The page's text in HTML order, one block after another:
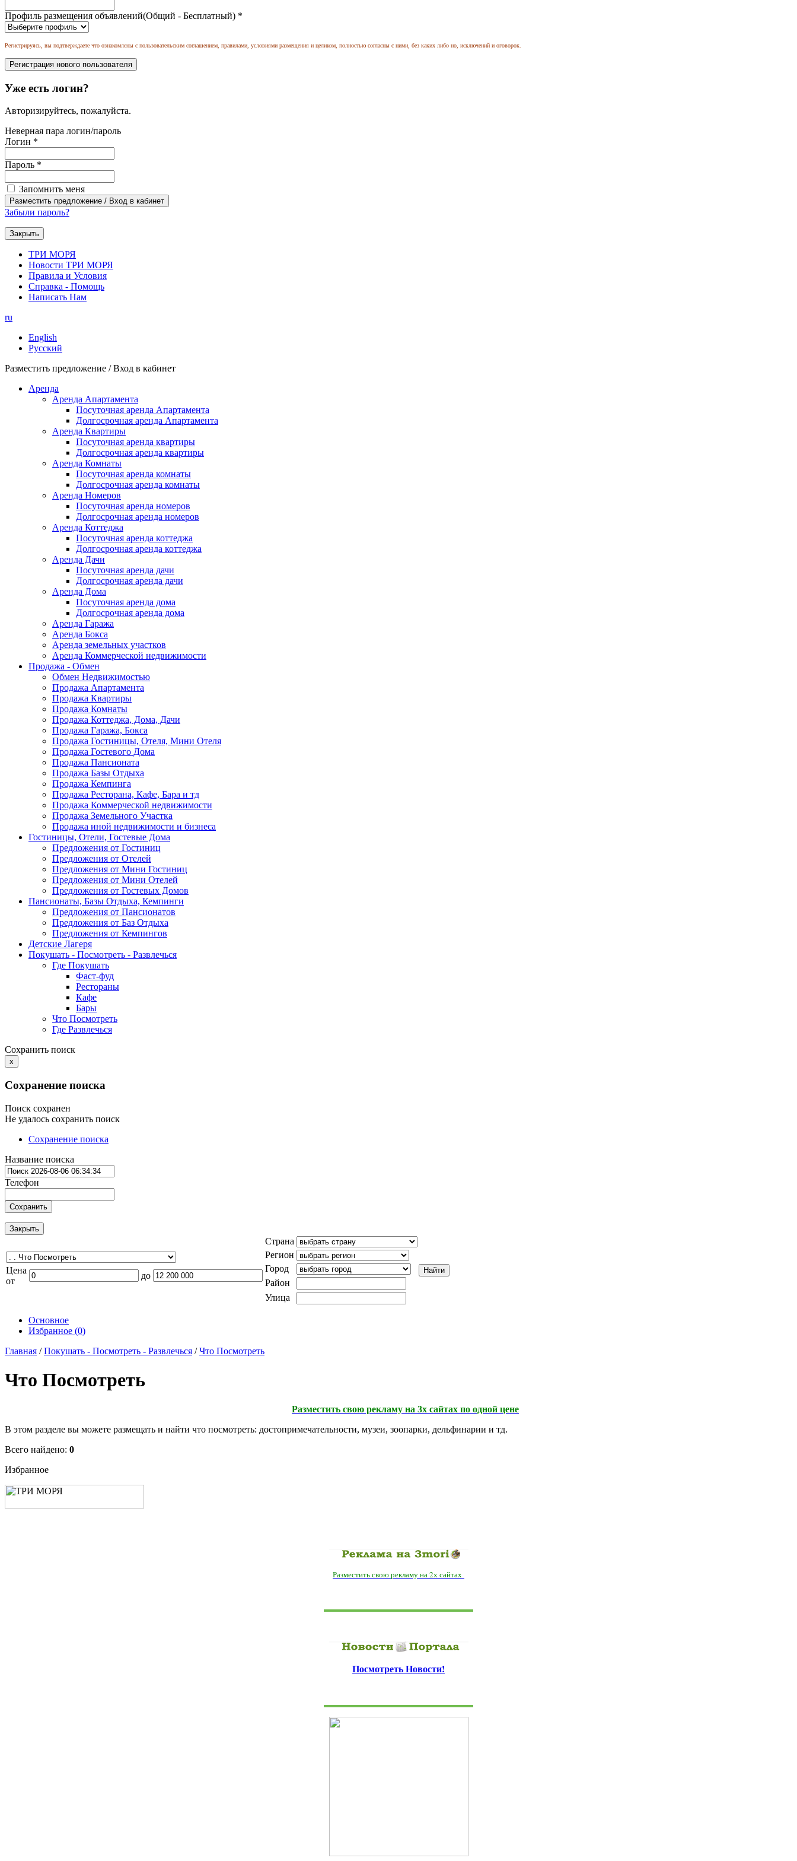
Профиль размещения объявлений(Общий - Бесплатный) *
Регистрируясь, вы подтверждаете что ознакомлены с пользовательским соглашением, правилами, условиями размещения и целиком, полностью согласны с ними, без каких либо но, исключений и оговорок.
Уже есть логин?
Авторизируйтесь, пожалуйста.
Неверная пара логин/пароль
Логин *
Пароль *
Запомнить меня
Забыли пароль?
Закрыть
ТРИ МОРЯ
Новости ТРИ МОРЯ
Правила и Условия
Справка - Помощь
Написать Нам
ru
English
Русский
Разместить предложение / Вход в кабинет
Аренда
Аренда Апартамента
Посуточная аренда Апартамента
Долгосрочная аренда Апартамента
Аренда Квартиры
Посуточная аренда квартиры
Долгосрочная аренда квартиры
Аренда Комнаты
Посуточная аренда комнаты
Долгосрочная аренда комнаты
Аренда Номеров
Посуточная аренда номеров
Долгосрочная аренда номеров
Аренда Коттеджа
Посуточная аренда коттеджа
Долгосрочная аренда коттеджа
Аренда Дачи
Посуточная аренда дачи
Долгосрочная аренда дачи
Аренда Дома
Посуточная аренда дома
Долгосрочная аренда дома
Аренда Гаража
Аренда Бокса
Аренда земельных участков
Аренда Коммерческой недвижимости
Продажа - Обмен
Обмен Недвижимостью
Продажа Апартамента
Продажа Квартиры
Продажа Комнаты
Продажа Коттеджа, Дома, Дачи
Продажа Гаража, Бокса
Продажа Гостиницы, Отеля, Мини Отеля
Продажа Гостевого Дома
Продажа Пансионата
Продажа Базы Отдыха
Продажа Кемпинга
Продажа Ресторана, Кафе, Бара и тд
Продажа Коммерческой недвижимости
Продажа Земельного Участка
Продажа иной недвижимости и бизнеса
Гостиницы, Отели, Гостевые Дома
Предложения от Гостиниц
Предложения от Отелей
Предложения от Мини Гостиниц
Предложения от Мини Отелей
Предложения от Гостевых Домов
Пансионаты, Базы Отдыха, Кемпинги
Предложения от Пансионатов
Предложения от Баз Отдыха
Предложения от Кемпингов
Детские Лагеря
Покушать - Посмотреть - Развлечься
Где Покушать
Фаст-фуд
Рестораны
Кафе
Бары
Что Посмотреть
Где Развлечься
Сохранить поиск
x
Сохранение поиска
Поиск сохранен
Не удалось сохранить поиск
Сохранение поиска
Название поиска
Телефон
Сохранить
Закрыть
Цена
от
до
Страна
Регион
Город
Район
Улица
Основное
Избранное (0)
Главная /Покушать - Посмотреть - Развлечься /Что Посмотреть
Что Посмотреть
Разместить свою рекламу на 3х сайтах по одной цене
В этом разделе вы можете размещать и найти что посмотреть: достопримечательности, музеи, зоопарки, дельфинарии и тд.
Всего найдено: 0
Избранное
Разместить свою рекламу на 2х сайтах
Посмотреть Новости!